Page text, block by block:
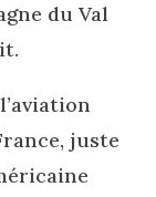
du Val
juste